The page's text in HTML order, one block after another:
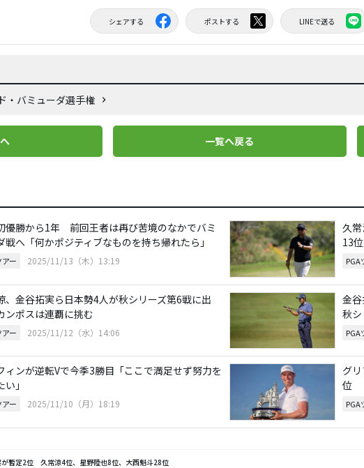
シェアする ポストする LINEで送る
・バミューダ選手権
一覧へ戻る
優勝から1年 前回王者は再び苦境のなかでバミ
戦へ「何かポジティブなものを持ち帰れたら」
アー 2025/11/13（木）13:19
久
13
PGA
、金谷拓実ら日本勢4人が秋シリーズ第6戦に出
ポスは連覇に挑む
アー 2025/11/12（水）14:06
金
秋
PGA
ィンが逆転Vで今季3勝目「ここで満足せず努力を
」
アー 2025/11/10（月）18:19
グ
位
PGA
が暫定2位 久常涼4位、星野陸也8位、大西魁斗28位